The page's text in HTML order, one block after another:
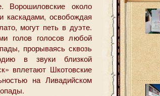
Ворошиловские около
освобождая
могут петь в дуэте.
голов голосов любой
прорываясь сквозь
в звуки близкой
вплетают Шкотовские
на Ливадийском